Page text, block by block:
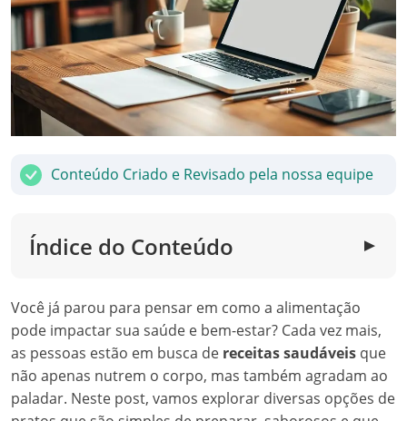
Conteúdo Criado e Revisado pela nossa equipe
Índice do Conteúdo ▼
Você já parou para pensar em como a alimentação
pode impactar sua saúde e bem-estar? Cada vez mais,
as pessoas estão em busca de receitas saudáveis que
não apenas nutrem o corpo, mas também agradam ao
paladar. Neste post, vamos explorar diversas opções de